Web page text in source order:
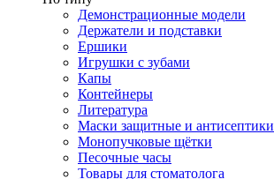
Демонстрационные модели
Держатели и подставки
Ершики
Игрушки с зубами
Капы
Контейнеры
Литература
Маски защитные и антисептики
Монопучковые щётки
Песочные часы
Товары для стоматолога